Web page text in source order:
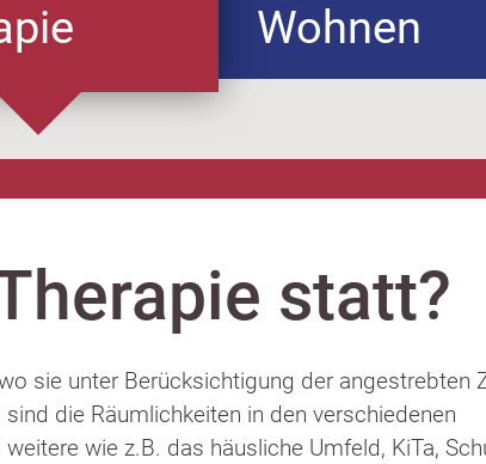
Wohnen
statt?
sie unter Berücksichtigung der angestrebten
die Räumlichkeiten in den verschiedenen
wie z.B. das häusliche Umfeld, KiTa,